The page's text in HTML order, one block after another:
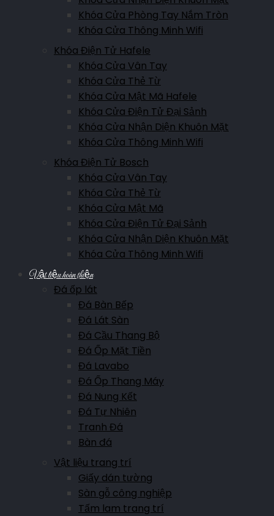
Khóa Cửa Phòng Tay Nắm Tròn
Khóa Cửa Thông Minh Wifi
Khóa Điện Tử Hafele
Khóa Cửa Vân Tay
Khóa Cửa Thẻ Từ
Khóa Cửa Mật Mã Hafele
Khóa Cửa Điện Tử Đại Sảnh
Khóa Cửa Nhận Diện Khuôn Mặt
Khóa Cửa Thông Minh Wifi
Khóa Điện Tử Bosch
Khóa Cửa Vân Tay
Khóa Cửa Thẻ Từ
Khóa Cửa Mật Mã
Khóa Cửa Điện Tử Đại Sảnh
Khóa Cửa Nhận Diện Khuôn Mặt
Khóa Cửa Thông Minh Wifi
Vật liệu hoàn thiện
Đá ốp lát
Đá Bàn Bếp
Đá Lát Sàn
Đá Cầu Thang Bộ
Đá Ốp Mặt Tiền
Đá Lavabo
Đá Ốp Thang Máy
Đá Nung Kết
Đá Tự Nhiên
Tranh Đá
Bàn đá
Vật liệu trang trí
Giấy dán tường
Sàn gỗ công nghiệp
Tấm lam trang trí